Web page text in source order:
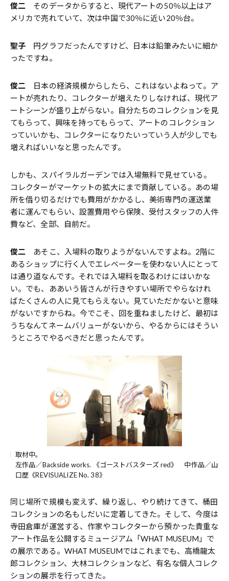
俊二 そのデータからすると、現代アートの50％以上はア
メリカで売れていて、次は中国で30％に近い20％台。
聖子 円グラフだったんですけど、日本は鉛筆みたいに細か
ったですね。
俊二 日本の経済規模からしたら、これはないよねって。ア
ートが売れたり、コレクターが増えたりしなければ、現代ア
ートシーンが盛り上がらない。自分たちのコレクションを見
てもらって、興味を持ってもらって、アートのコレクション
っていいかも、コレクターになりたいっていう人が少しでも
増えればいいなと思ったんです。
しかも、スパイラルガーデンでは入場無料で見せている。
コレクターがマーケットの拡大にまで貢献している。あの場
所を借り切るだけでも費用がかかるし、美術専門の運送業
者に運んでもらい、設置費用やら保険、受付スタッフの人件
費など、全部、自前だ。
俊二 あそこ、入場料の取りようがないんですよね。2階に
あるショップに行く人でエレベーターを使わない人にとって
は通り道なんです。それでは入場料を取るわけにはいかな
い。でも、ああいう皆さんが行きやすい場所でやらなけれ
ばたくさんの人に見てもらえない。見ていただかないと意味
がないですからね。今でこそ、回を重ねましたけど、最初は
うちなんてネームバリューがないから、やるからにはそうい
うところでやるべきだと思ったんです。
取材中。
左作品／Backside works. 《ゴーストバスターズ red》 中作品／山
口歴《REVISUALIZE No. 38》
同じ場所で規模も変えず、繰り返し、やり続けてきて、桶田
コレクションの名もしだいに定着してきた。そして、今度は
寺田倉庫が運営する、作家やコレクターから預かった貴重な
アート作品を公開するミュージアム「WHAT MUSEUM」で
の展示である。WHAT MUSEUMではこれまでも、高橋龍太
郎コレクション、大林コレクションなど、有名な個人コレク
ションの展示を行ってきた。